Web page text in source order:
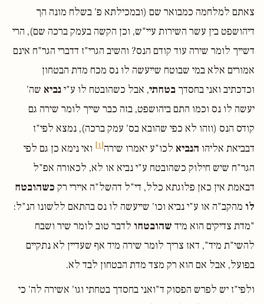
צאתם למלחמה כמבואר שם (ובמכילתא פ' בשלח מונה הך
דיהושפט בין עשר השירות עיי"ש, וכן הקשה בעמק ברכה שם), הרי
דשייך לומר שירה עוד קודם הנס? והשיב הגרי"ז דדברי הגר"ח אינם
אמורים אלא במי שבוטח שייעשה לו נס מכח מדת הבטחון
וכדכתיב ואני בחסדך בטחתי, אבל כשהובטח לו ע"ינביא שה'
יעשה לו נס וכמו התם ביהושפט, בזה כבר שייך לומר שירה גם
קודס הנס (וזהו לא כפי שהובא בס' עמק ברכה), נמצא לפי"ז
דבביאת אליהו הנביא לכו"ע יאמרו שירה[1]
ואי נימא כן גם לפי
הגר"ח שיש חילוק כשהובטח ע"י נביא או לא, לכאורה אפ"ל
דבאמת אין כאן פלוגתא כלל, די"ל דהשל"ה איירי רק כשהובטח
לו מהקב"ה או ע"י נביא וכו' שייעשה לו נס בהתאם ללשונו הנ"ל:
"מדת צדיקים הוא מיד שהובטחו לדבר טוב לומר שיר ושבח
להשי"ת מיד", דאז צריך לומר שירה מיד אף שעדיין לא נתקיים
בפועל, אבל אם הוא רק מצד מדת הבטחון לבד לא.
ולפי"ז יש לפרש הפסוק ד"ואני בחסדך בטחתי וגו' אשירה לה' כי